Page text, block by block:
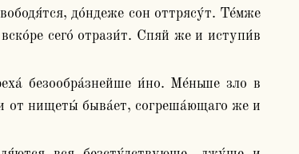
до́ндеже сон оттрясу́т. Те́мже
сего́ отрази́т. Спяй же и иступи́в
от нищеты́ быва́ет, согреша́ющаго же и